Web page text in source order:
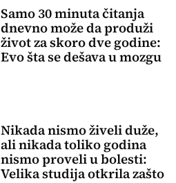
Samo 30 minuta čitanja
dnevno može da produži
život za skoro dve godine:
Evo šta se dešava u mozgu
Nikada nismo živeli duže,
ali nikada toliko godina
nismo proveli u bolesti:
Velika studija otkrila zašto